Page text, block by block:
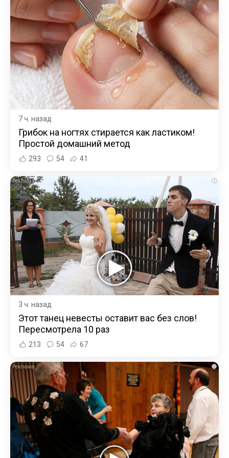
7 ч. назад
Грибок на ногтях стирается как ластиком!
Простой домашний метод
293 54 41
i
3 ч. назад
Этот танец невесты оставит вас без слов!
Пересмотрела 10 раз
213 54 67
i